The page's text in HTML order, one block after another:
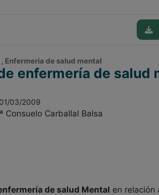
Enfermería de salud mental
enfermería de salud
03/2009
Consuelo Carballal Balsa
de salud Mental en relación